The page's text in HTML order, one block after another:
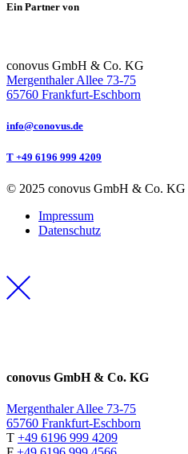
Ein Partner von
conovus GmbH & Co. KG
Mergenthaler Allee 73-75
65760 Frankfurt-Eschborn
info@conovus.de
T +49 6196 999 4209
© 2025 conovus GmbH & Co. KG
Impressum
Datenschutz
conovus GmbH & Co. KG
Mergenthaler Allee 73-75
65760 Frankfurt-Eschborn
T +49 6196 999 4209